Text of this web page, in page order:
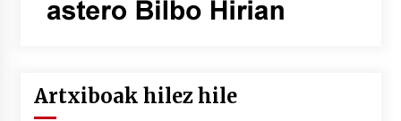
Artxiboak hilez hile